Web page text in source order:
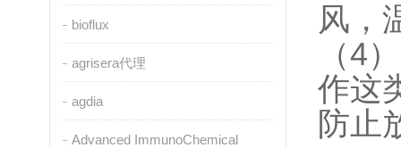
bioflux
agrisera代理
agdia
Advanced ImmunoChemical
风，
（4
作这
防止